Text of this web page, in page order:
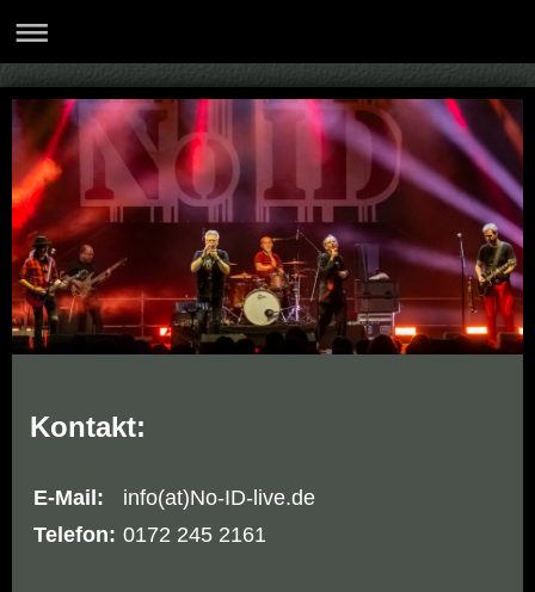
Kontakt:
E-Mail:
info(at)No-ID-live.de
Telefon: 0172 245 2161